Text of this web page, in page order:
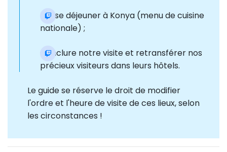
Pause déjeuner à Konya (menu de cuisine
nationale) ;
Conclure notre visite et retransférer nos
précieux visiteurs dans leurs hôtels.
Le guide se réserve le droit de modifier
l'ordre et l'heure de visite de ces lieux, selon
les circonstances !